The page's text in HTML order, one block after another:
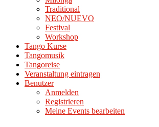
Traditional
NEO/NUEVO
Festival
Workshop
Tango Kurse
Tangomusik
Tangoreise
Veranstaltung eintragen
Benutzer
Anmelden
Registrieren
Meine Events bearbeiten